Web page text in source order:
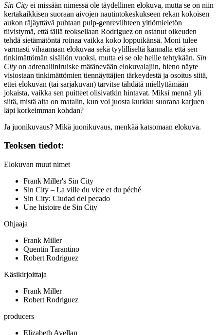
Sin City ei missään nimessä ole täydellinen elokuva, mutta se on niin
kertakaikkisen suoraan aivojen nautintokeskukseen rekan kokoisen
aukon räjäyttävä puhtaan pulp-genreviihteen yltiömieletön
tiivistymä, että tällä teoksellaan Rodriguez on ostanut oikeuden
tehdä sietämätöntä roinaa vaikka koko loppuikänsä. Moni tulee
varmasti vihaamaan elokuvaa sekä tyylilliseltä kannalta että sen
tinkimättömän sisällön vuoksi, mutta ei se ole heille tehtykään. Sin
City on adrenaliiniruiske mätänevään elokuvalajiin, hieno näyte
visiostaan tinkimättömien tiennäyttäjien tärkeydestä ja osoitus siitä,
ettei elokuvan (tai sarjakuvan) tarvitse tähdätä miellyttämään
jokaista, vaikka sen puitteet olisivatkin hintavat. Miksi mennä yli
siitä, mistä aita on matalin, kun voi juosta kurkku suorana karjuen
läpi korkeimman kohdan?
Ja juonikuvaus? Mikä juonikuvaus, menkää katsomaan elokuva.
Teoksen tiedot:
Elokuvan muut nimet
Frank Miller's Sin City
Sin City – La ville du vice et du péché
Sin City: Ciudad del pecado
Une histoire de Sin City
Ohjaaja
Frank Miller
Quentin Tarantino
Robert Rodriguez
Käsikirjoittaja
Frank Miller
Robert Rodriguez
producers
Elizabeth Avellan